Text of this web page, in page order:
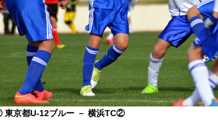
東京都U-12ブルー － 横浜TC②